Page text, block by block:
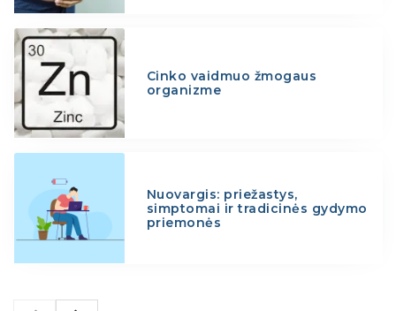
Cinko vaidmuo žmogaus
organizme
Nuovargis: priežastys,
simptomai ir tradicinės gydymo
priemonės